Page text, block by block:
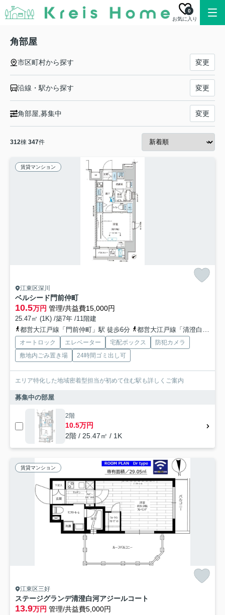
お気に入り
0
角部屋
市区町村から探す 変更
沿線・駅から探す 変更
角部屋,募集中 変更
312棟 347件
賃貸マンション
江東区深川
ベルシード門前仲町
10.5万円 管理/共益費15,000円
25.47㎡ (1K) /築7年 /11階建
都営大江戸線「門前仲町」駅 徒歩6分
都営大江戸線「清澄白河」駅 徒歩7分
オートロック エレベーター 宅配ボックス
防犯カメラ
敷地内ごみ置き場
24時間ゴミ出し可
エリア特化した地域密着型担当が初めて住む駅も詳しくご案内
募集中の部屋
2階
10.5万円
2階 / 25.47㎡ / 1K
賃貸マンション
江東区三好
ステージグランデ清澄白河アジールコート
13.9万円 管理/共益費5,000円